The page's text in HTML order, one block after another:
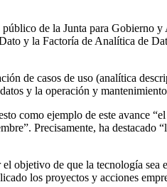
de la Junta para
y la Factoría de Analítica de
de casos de uso (analítica
y la operación y
como ejemplo de este avance
Precisamente, ha destacado
objetivo de que la tecnología
los proyectos y acciones